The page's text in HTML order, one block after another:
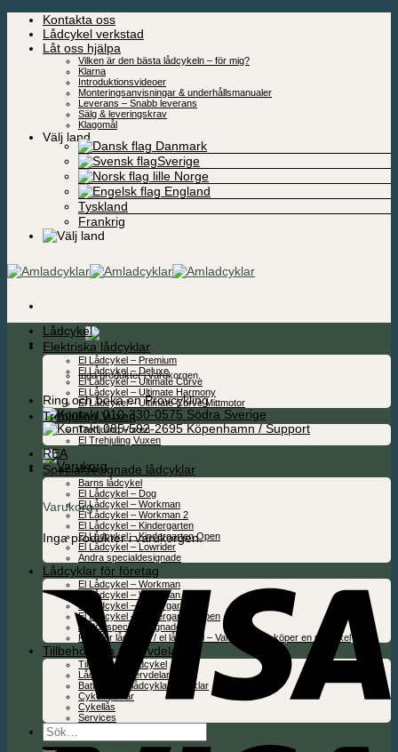
Skip
content
Kontakta oss
Lådcykel verkstad
Låt oss hjälpa
Vilken är den bästa lådcykeln – för mig?
Klarna
Introduktionsvideoer
Monteringsanvisningar & underhållsmanualer
Leverans – Snabb leverans
Sälg & leveringskrav
Klagomål
Välj land
Danmark
Sverige
Norge
England
Tyskland
Frankrig
0,00kr
Inga produkter i varukorgen.
Ring och boka en Provcykling
010-330-0575 Södra Sverige
085-592-2695 Köpenhamn / Support
Varukorg
Inga produkter i varukorgen.
Lådcykel
Elektriska lådcyklar
El Lådcykel – Premium
El Lådcykel – Deluxe
El Lådcykel – Ultimate Curve
El Lådcykel – Ultimate Harmony
El Lådcykel – Ultimate Curve Mittmotor
Trehjuling Vuxen
Trehjuling Vuxen
El Trehjuling Vuxen
REA
Specialdesignade lådcyklar
Barns lådcykel
El Lådcykel – Dog
El Lådcykel – Workman
El Lådcykel – Workman 2
El Lådcykel – Kindergarten
El Lådcykel – Kindergarten Open
El Lådcykel – Lowrider
Andra specialdesignade
Lådcyklar för företag
El Lådcykel – Workman
El Lådcykel – Workman 2
El Lådcykel – Kindergarten
El Lådcykel – Kindergarten Open
Andra specialdesignade
Folie för lådcykel / el lådcykel – Valfritt när du köper en ny cykel
Tillbehör och reservdelar
Tillbehör för lådcykel
Lådcykel reservdelar
Batterier för lådcyklar & cyklar
Cykelhjälmar
Cykellås
Services
Sök
efter: